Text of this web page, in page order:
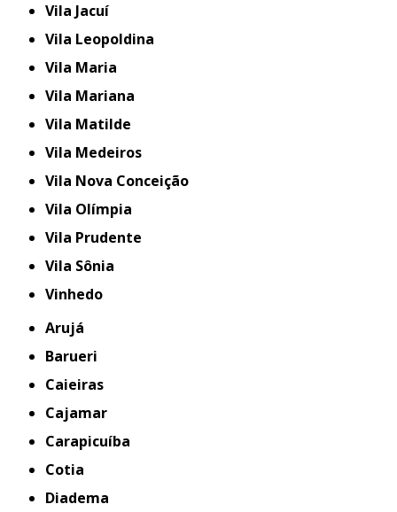
Vila Jacuí
Vila Leopoldina
Vila Maria
Vila Mariana
Vila Matilde
Vila Medeiros
Vila Nova Conceição
Vila Olímpia
Vila Prudente
Vila Sônia
Vinhedo
Arujá
Barueri
Caieiras
Cajamar
Carapicuíba
Cotia
Diadema